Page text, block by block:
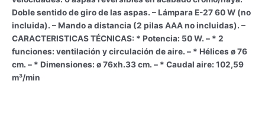
Doble sentido de giro de las aspas. – Lámpara E-27 60 W (no
incluida). – Mando a distancia (2 pilas AAA no incluidas). –
CARACTERISTICAS TÉCNICAS: * Potencia: 50 W. – * 2
funciones: ventilación y circulación de aire. – * Hélices ø 76
cm. – * Dimensiones: ø 76xh.33 cm. – * Caudal aire: 102,59
m³/min